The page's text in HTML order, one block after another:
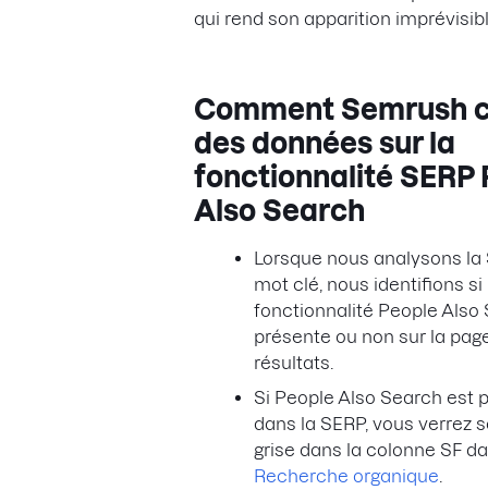
qui rend son apparition
Comment Semrush
des données sur la
fonctionnalité SERP
Also Search
Lorsque nous analysons la
mot clé, nous identifions si
fonctionnalité People Also
présente ou non sur la
résultats.
Si People Also Search est
dans la SERP, vous verrez
grise dans la colonne SF
Recherche organique